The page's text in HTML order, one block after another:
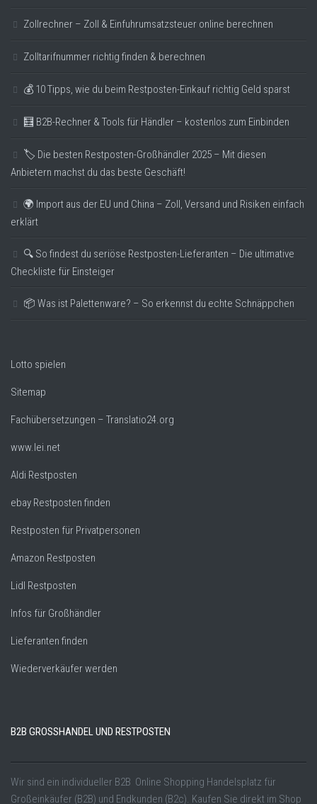
Zollrechner – Zoll & Einfuhrumsatzsteuer online berechnen
Zolltarifnummer richtig finden & berechnen
💰 10 Tipps, wie du beim Restposten-Einkauf richtig Geld sparst
🧮 B2B-Rechner & Tools für Händler – kostenlos zum Einbinden
🏷️ Die besten Restposten-Großhändler 2025 – Mit diesen
Anbietern machst du das beste Geschäft!
🌍 Import aus der EU und China – Zoll, Versand und Risiken einfach
erklärt
🔍 So findest du seriöse Restposten-Lieferanten – Die ultimative
Checkliste für Einsteiger
📦 Was ist Palettenware? – So erkennst du echte Schnäppchen
Lotto spielen
Sitemap
Fachübersetzungen – Translatio24.org
www.lei.net
Aldi Restposten
ebay Restposten finden
Restposten für Privatpersonen
Amazon Restposten
Lidl Restposten
Infos für Großhändler
Lieferanten finden
Wiederverkäufer werden
B2B GROSSHANDEL UND RESTPOSTEN
Wir sind ein individueller B2B Online Shopping Handelsplatz für
Großeinkäufer (B2B) und Endkunden (B2c). Kaufen Sie direkt im Shop